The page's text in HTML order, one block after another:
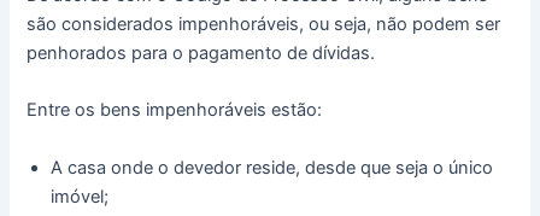
são considerados impenhoráveis, ou seja, não podem ser
penhorados para o pagamento de dívidas.
Entre os bens impenhoráveis estão:
A casa onde o devedor reside, desde que seja o único
imóvel;